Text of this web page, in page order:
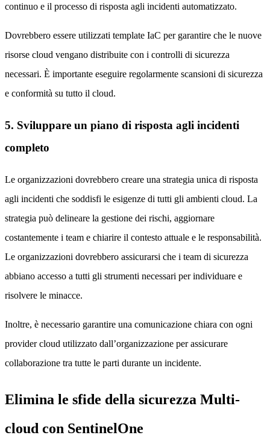
continuo e il processo di risposta agli incidenti automatizzato.
Dovrebbero essere utilizzati template IaC per garantire che le nuove
risorse cloud vengano distribuite con i controlli di sicurezza
necessari. È importante eseguire regolarmente scansioni di sicurezza
e conformità su tutto il cloud.
5. Sviluppare un piano di risposta agli incidenti
completo
Le organizzazioni dovrebbero creare una strategia unica di risposta
agli incidenti che soddisfi le esigenze di tutti gli ambienti cloud. La
strategia può delineare la gestione dei rischi, aggiornare
costantemente i team e chiarire il contesto attuale e le responsabilità.
Le organizzazioni dovrebbero assicurarsi che i team di sicurezza
abbiano accesso a tutti gli strumenti necessari per individuare e
risolvere le minacce.
Inoltre, è necessario garantire una comunicazione chiara con ogni
provider cloud utilizzato dall’organizzazione per assicurare
collaborazione tra tutte le parti durante un incidente.
Elimina le sfide della sicurezza Multi-
cloud con SentinelOne